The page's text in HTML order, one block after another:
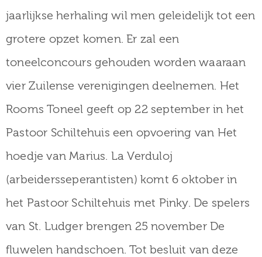
jaarlijkse herhaling wil men geleidelijk tot een
grotere opzet komen. Er zal een
toneelconcours gehouden worden waaraan
vier Zuilense verenigingen deelnemen. Het
Rooms Toneel geeft op 22 september in het
Pastoor Schiltehuis een opvoering van Het
hoedje van Marius. La Verduloj
(arbeidersseperantisten) komt 6 oktober in
het Pastoor Schiltehuis met Pinky. De spelers
van St. Ludger brengen 25 november De
fluwelen handschoen. Tot besluit van deze